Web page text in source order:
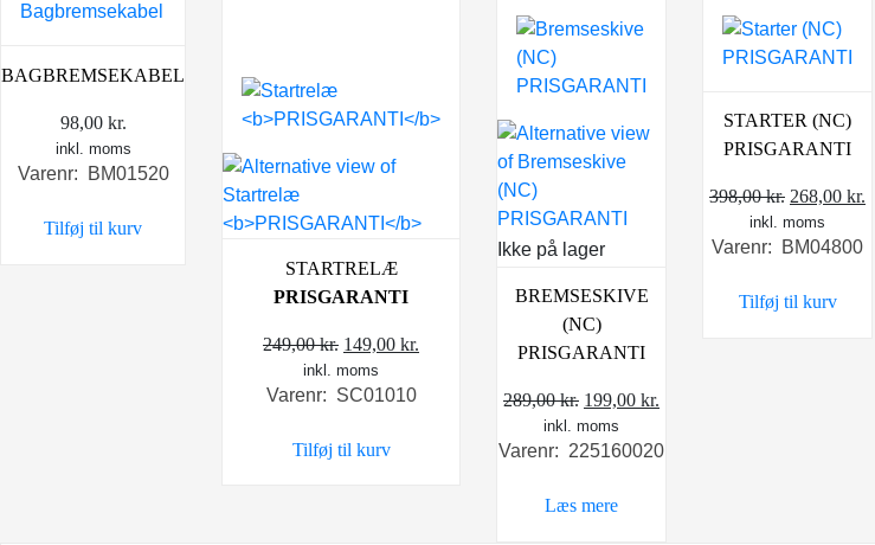
BAGBREMSEKABEL
98,00 kr.
inkl. moms
Varenr: BM01520
Tilføj til kurv
STARTRELÆ
PRISGARANTI
249,00kr. Den
oprindelige
pris
249,00 kr..
149,00 kr.
149,00 kr..
inkl. moms
Varenr: SC01010
Tilføj til kurv
Ikke på lager
BREMSESKIVE
(NC)
PRISGARANTI
289,00kr. Den
oprindelige
pris
289,00 kr..
199,00 kr.
pris
inkl. moms
Varenr: 225160020
Læs mere
STARTER (NC)
PRISGARANTI
398,00kr. Den
oprindelige
pris
398,00 kr..
268,00 kr.
inkl. moms
Varenr: BM04800
Tilføj til kurv